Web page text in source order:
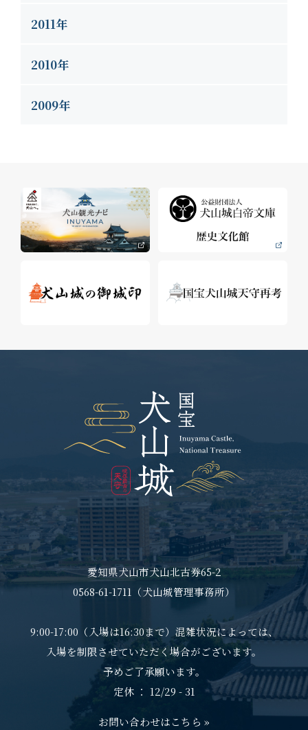
2011年
2010年
2009年
愛知県犬山市犬山北古券65-2
0568-61-1711（犬山城管理事務所）
9:00-17:00（入場は16:30まで）混雑状況によっては、
入場を制限させていただく場合がございます。
予めご了承願います。
定休 ： 12/29 - 31
お問い合わせはこちら »